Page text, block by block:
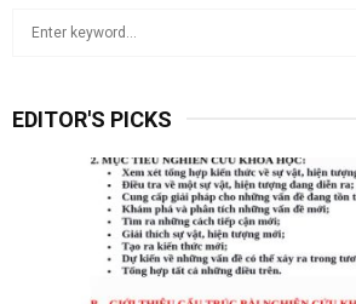
c
EDITOR'S PICKS